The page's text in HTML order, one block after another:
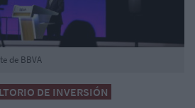
DE INVERSIÓN
de BBVA